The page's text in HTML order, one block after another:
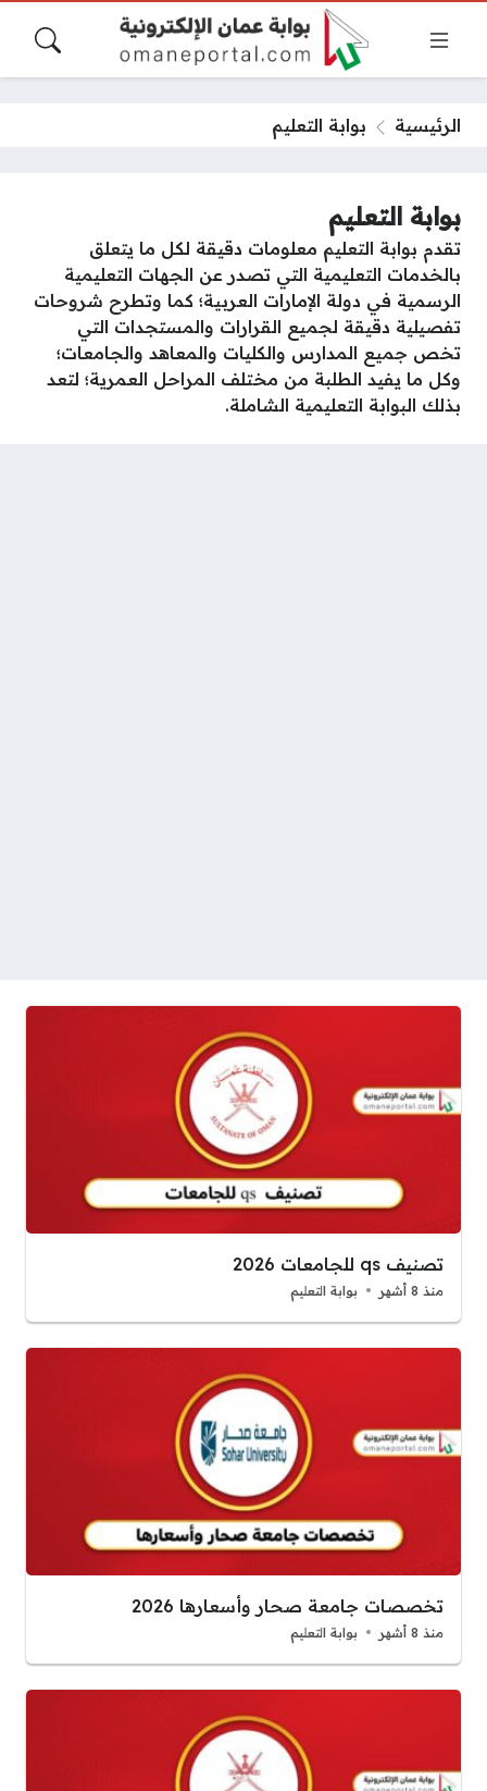
الرئيسية بوابة التعليم
بوابة التعليم
تقدم بوابة التعليم معلومات دقيقة لكل ما يتعلق
بالخدمات التعليمية التي تصدر عن الجهات التعليمية
الرسمية في دولة الإمارات العربية؛ كما وتطرح شروحات
تفصيلية دقيقة لجميع القرارات والمستجدات التي
تخص جميع المدارس والكليات والمعاهد والجامعات؛
وكل ما يفيد الطلبة من مختلف المراحل العمرية؛ لتعد
بذلك البوابة التعليمية الشاملة.
تصنيف qs للجامعات 2026
منذ 8 أشهر بوابة التعليم
تخصصات جامعة صحار وأسعارها 2026
منذ 8 أشهر بوابة التعليم